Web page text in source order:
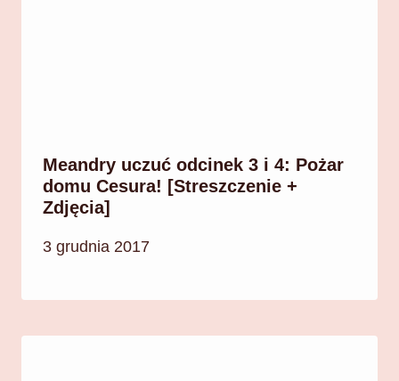
Meandry uczuć odcinek 3 i 4: Pożar
domu Cesura! [Streszczenie +
Zdjęcia]
3 grudnia 2017